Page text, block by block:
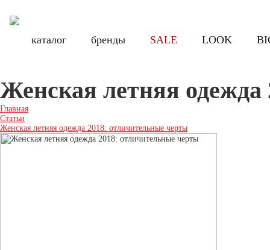
каталог бренды SALE LOOK
каталог бренды SALE LOOK
Женская летняя
Главная
Статьи
Женская летняя одежда 2018: отличительные черты